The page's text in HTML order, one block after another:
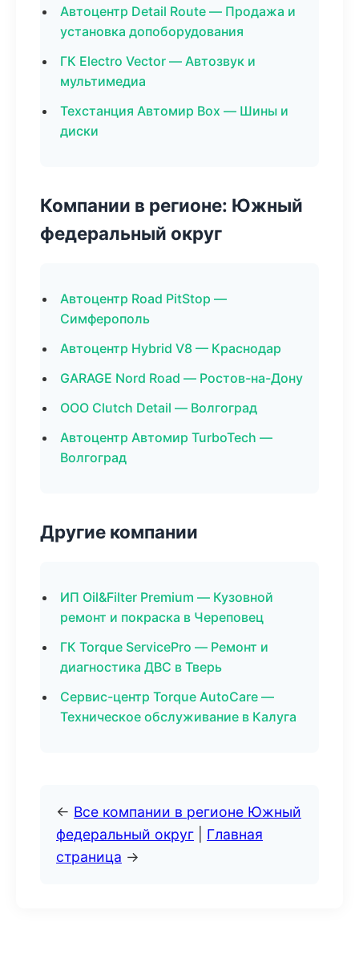
Автоцентр Detail Route — Продажа и
установка допоборудования
ГК Electro Vector — Автозвук и
мультимедиа
Техстанция Автомир Box — Шины и
диски
Компании в регионе: Южный
федеральный округ
Автоцентр Road PitStop —
Симферополь
Автоцентр Hybrid V8 — Краснодар
GARAGE Nord Road — Ростов-на-Дону
ООО Clutch Detail — Волгоград
Автоцентр Автомир TurboTech —
Волгоград
Другие компании
ИП Oil&Filter Premium — Кузовной
ремонт и покраска в Череповец
ГК Torque ServicePro — Ремонт и
диагностика ДВС в Тверь
Сервис-центр Torque AutoCare —
Техническое обслуживание в Калуга
← Все компании в регионе Южный
федеральный округ
Главная
страница →